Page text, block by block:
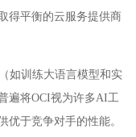
得平衡的云服务提供商
如训练大语言模型和实
遍将OCI视为许多AI工
优于竞争对手的性能。